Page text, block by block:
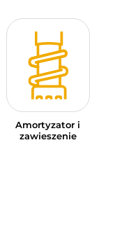
Amortyzator i
zawieszenie